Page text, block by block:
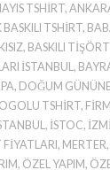
TSHIRT,
TSHIRT,
, BASKILI
ISTANBUL,
, DOĞUM
TSHIRT,
, İSTOC,
FIYATLARI, MERTER,
, ÖZEL YAPIM,